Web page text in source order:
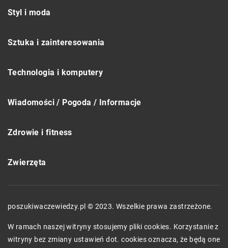
Styl i moda
Sztuka i zainteresowania
Technologia i komputery
Wiadomości / Pogoda / Informacje
Zdrowie i fitness
Zwierzęta
poszukiwaczewiedzy.pl © 2023. Wszelkie prawa zastrzeżone.
W ramach naszej witryny stosujemy pliki cookies. Korzystanie z
witryny bez zmiany ustawień dot. cookies oznacza, że będą one